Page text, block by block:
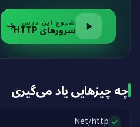
شروع این درس
سرورهای HTTP
چه چیزهایی یاد می‌گیری
Net/http